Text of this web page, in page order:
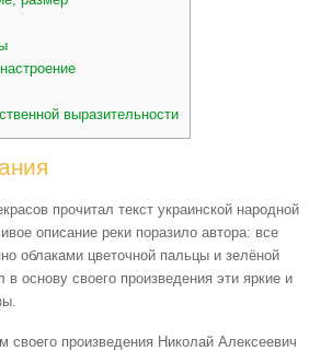
выразительности
прочитал текст украинской народной
описание реки поразило автора: все
облаками цветочной пальцы и зелёной
основу своего произведения эти яркие и
своего произведения Николай Алексеевич